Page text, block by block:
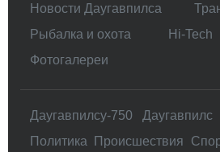
Новости Даугавпилса
Рыбалка и охота
Hi-Tech
Фотогалереи
Даугавпилсу-750 Даугавпилс
Политика
Происшествия